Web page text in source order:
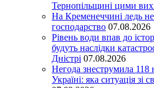
Тернопільщині цими
На Кременеччині ледь не
господарство 07.08.2026
Рівень води впав до
будуть наслідки
Дністрі 07.08.2026
Негода знеструмила 118
Україні: яка ситуація зі